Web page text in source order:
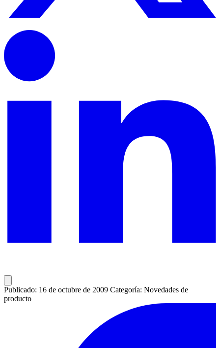
Publicado: 16 de octubre de 2009 Categoría: Novedades de
producto